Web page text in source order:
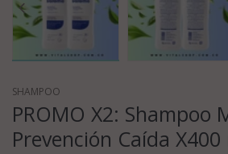
SHAMPOO
PROMO X2: Shampoo
Prevención Caída X400